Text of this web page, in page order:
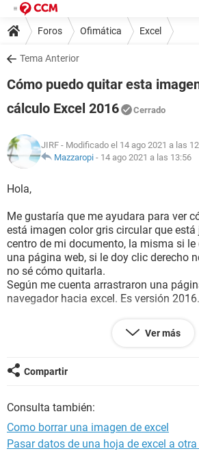
Foros Ofimática Excel
Tema Anterior
Cómo puedo quitar esta
cálculo Excel 2016
Cerrado
JIRF - Modificado el 14 ago 2021 a las
Mazzaropi - 14 ago 2021 a las 13:56
Hola,
Me gustaría que me ayudara para ver
está imagen color gris circular que está
centro de mi documento, la misma si
una página web, si le doy clic derecho
no sé cómo quitarla.
Según me cuenta arrastraron una
navegador hacia excel. Es versión 2016.
Muchas gracias, espero ansioso su
Ver más
Compartir
Consulta también:
Como borrar una imagen de excel
Pasar datos de una hoja de excel a